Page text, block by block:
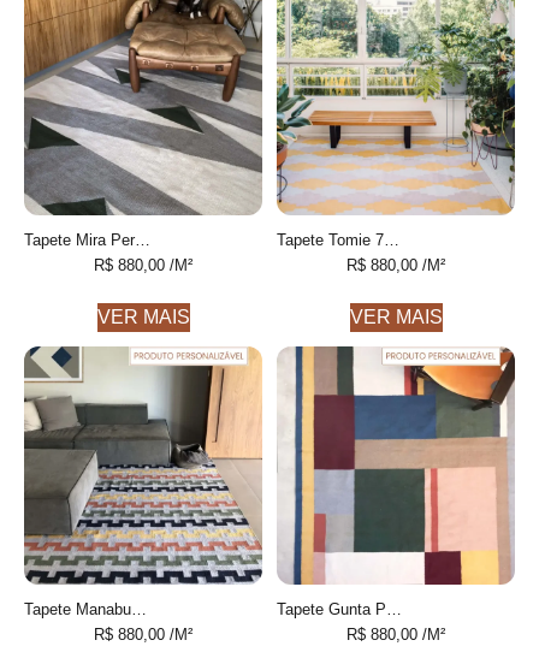
Tapete Mira Personalizável Geométrico feito à mão, 100% algodão reciclado
R$ 880,00 /M²
VER MAIS
R$ 880,00 /M²
VER MAIS
Tapete Manabu Personalizável Geométrico feito à mão, 100% algodão reciclado
R$ 880,00 /M²
Tapete Gunta Personalizável geométrico feito à mão, 100% algodão reciclado
R$ 880,00 /M²